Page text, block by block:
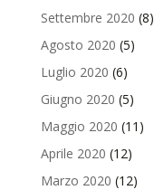
Settembre 2020 (8)
Agosto 2020 (5)
Luglio 2020 (6)
Giugno 2020 (5)
Maggio 2020 (11)
Aprile 2020 (12)
Marzo 2020 (12)